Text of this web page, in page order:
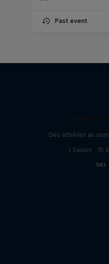
Past event
Des athlètes au
1 Saison · 15
SKI